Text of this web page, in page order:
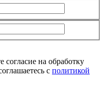
на обработку
с политикой